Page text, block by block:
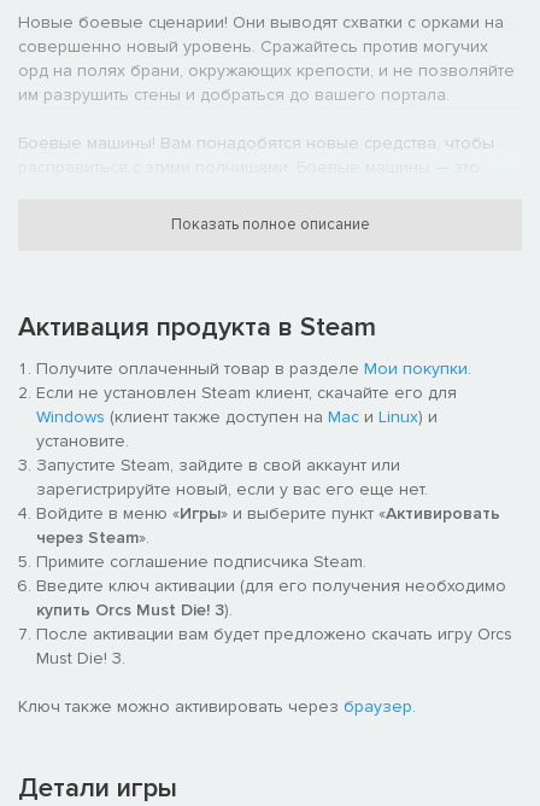
Новые боевые сценарии! Они выводят схватки с орками на
совершенно новый уровень. Сражайтесь против могучих
орд на полях брани, окружающих крепости, и не позволяйте
им разрушить стены и добраться до вашего портала.
Боевые машины! Вам понадобятся новые средства, чтобы
мегаловушку — и дюжины орков взлетят в воздух. Залезете
завершения основной кампании. Впишите свое имя в зал
славы, участвуя в еженедельных испытаниях, или же
попробуйте как можно дольше продержаться в бесконечном
режиме.
Победите любой ценой! Orcs Must Die! 3 включает в себя
бесплатную кампанию Drastic Steps, а также ужасающих
воздушных врагов, героических стражей и еще больше
способов расправы над орками!
Схватка на выживание! В новом режиме «Замес» вы
столкнетесь с орками, которые постепенно становятся
сильнее и выучивают все более грязные приемчики. Но с
каждым пройденным этапом вы будете получать полезные
Показать полное описание
Активация продукта в Steam
Получите оплаченный товар в разделе Мои покупки.
Если не установлен Steam клиент, скачайте его для
Windows (клиент также доступен на Mac и Linux) и
установите.
Запустите Steam, зайдите в свой аккаунт или
зарегистрируйте новый, если у вас его еще нет.
Войдите в меню «Игры» и выберите пункт «Активировать
через Steam».
Примите соглашение подписчика Steam.
Введите ключ активации (для его получения необходимо
купить Orcs Must Die! 3).
После активации вам будет предложено скачать игру Orcs
Must Die! 3.
Ключ также можно активировать через браузер.
Детали игры